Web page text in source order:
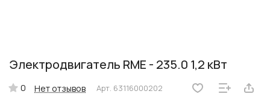
Электродвигатель RМЕ - 235.0 1,2 кВт
0 Нет отзывов Арт. 63116000202